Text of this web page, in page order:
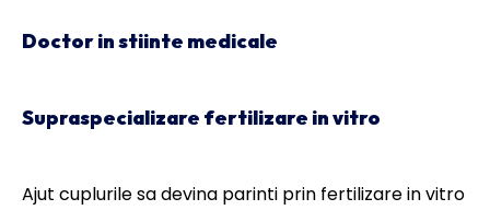
Doctor in stiinte medicale
Supraspecializare fertilizare in vitro
Ajut cuplurile sa devina parinti prin fertilizare in vitro